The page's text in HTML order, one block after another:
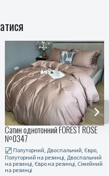
ROSE
Євро,
Сімейний
Сатин однотонний
Полуторний,
Полуторний на резинці,
на резинці, Євро на